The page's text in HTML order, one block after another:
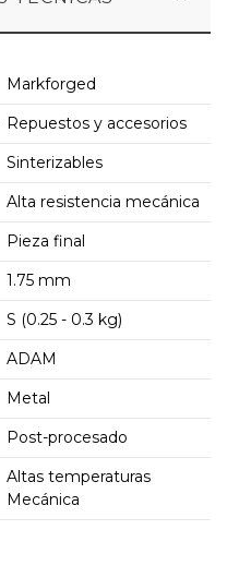
Markforged
Repuestos y accesorios
Sinterizables
Alta resistencia mecánica
Pieza final
1.75 mm
S (0.25 - 0.3 kg)
ADAM
Metal
Post-procesado
Altas temperaturas
Mecánica